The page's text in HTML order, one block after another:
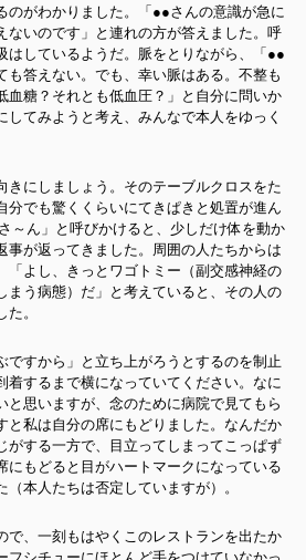
のがわかりました。「●●さんの意識が急に
ないのです」と連れの方が答えました。呼
はしているようだ。脈をとりながら、「●●
も答えない。でも、幸い脈はある。不整も
血糖？それとも低血圧？」と自分に問いか
してみようと考え、みんなで本人をゆっく
きにしましょう。そのテーブルクロスをた
分でも驚くくらいにてきぱきと処置が進ん
～ん」と呼びかけると、少しだけ体を動か
が返ってきました。周囲の人たちからは
「よし、きっとワゴトミー（副交感神経の
まう病態）だ」と考えていると、その人の
。
ですから」と立ち上がろうとするのを制止
着するまで横になっていてください。なに
と思いますが、念のために病院で見てもら
と私は自分の席にもどりました。なんだか
がする一方で、目立ってしまってこっぱず
にもどると目がハートマークになっている
本人たちは否定していますが）。
で、一刻もはやくこのレストランを出たか